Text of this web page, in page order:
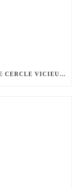
RÉGIMES ET BOULIMIE, QUAND LE CERCLE VICIEUX S’INSTALLE…